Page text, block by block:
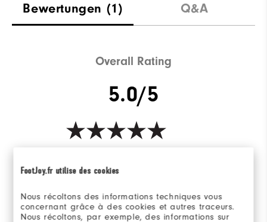
FootJoy.fr utilise des cookies
Nous récoltons des informations techniques vous
concernant grâce à des cookies et autres traceurs.
Nous récoltons, par exemple, des informations sur
Bewertungen (1) Q&A
Overall Rating
5.0/5